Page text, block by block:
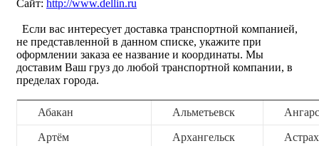
Сайт: http://www.dellin.ru
Если вас интересует доставка транспортной компанией,
не представленной в данном списке, укажите при
оформлении заказа ее название и координаты. Мы
доставим Ваш груз до любой транспортной компании, в
пределах города.
Абакан Альметьевск
Артём Архангельск